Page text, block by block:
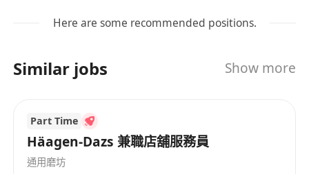
銀及維持店舖清潔等)
職位要求：
- 歡迎家庭主婦及斜槓族申請
工作時間：
- 一星期4天(公眾假期 及 星期六日均需上班)
Here are some recommended positions.
Similar jobs Show more
Part Time
Häagen-Dazs 兼職店舖服務員
通用磨坊